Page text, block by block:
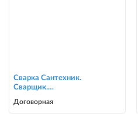
Сварка Сантехник.
Сварщик.
сварочные работы в Биш
Договорная